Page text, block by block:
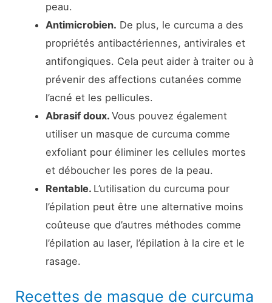
peau.
Antimicrobien. De plus, le curcuma a des
propriétés antibactériennes, antivirales et
antifongiques. Cela peut aider à traiter ou à
prévenir des affections cutanées comme
l’acné et les pellicules.
Abrasif doux. Vous pouvez également
utiliser un masque de curcuma comme
exfoliant pour éliminer les cellules mortes
et déboucher les pores de la peau.
Rentable. L’utilisation du curcuma pour
l’épilation peut être une alternative moins
coûteuse que d’autres méthodes comme
l’épilation au laser, l’épilation à la cire et le
rasage.
Recettes de masque de curcuma